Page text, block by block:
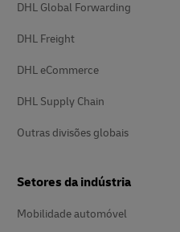
DHL Global Forwarding
DHL Freight
DHL eCommerce
DHL Supply Chain
Outras divisões globais
Setores da indústria
Mobilidade automóvel